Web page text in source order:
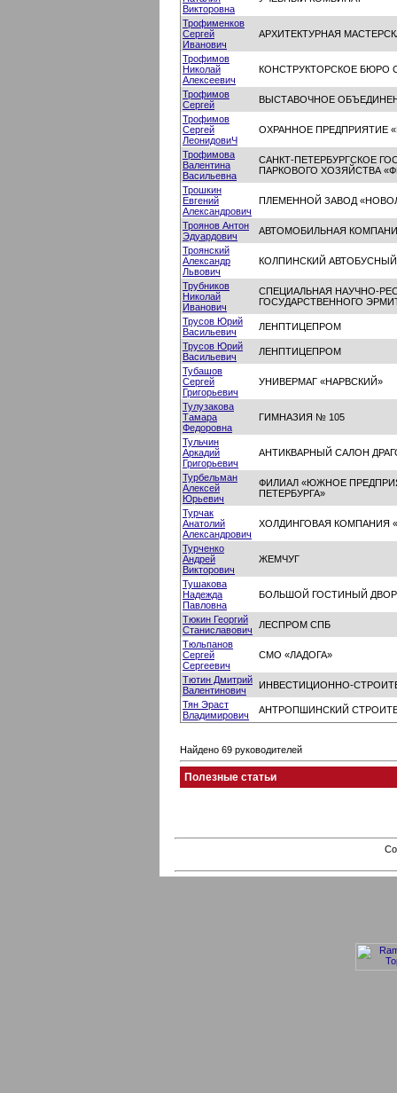
Викторовна
Трофименков
Сергей
Иванович
АРХИТЕКТУРНАЯ
Трофимов
Николай
Алексеевич
КОНСТРУКТОРСКОЕ БЮРО
Трофимов
Сергей
ВЫСТАВОЧНОЕ
Трофимов
Сергей
ЛеонидовиЧ
ОХРАННОЕ ПРЕДПРИЯТИЕ
Трофимова
Валентина
Васильевна
САНКТ-ПЕТЕРБУРГСКОЕ
ПАРКОВОГО ХОЗЯЙСТВА
Трошкин
Евгений
Александрович
ПЛЕМЕННОЙ ЗАВОД
Троянов Антон
Эдуардович
АВТОМОБИЛЬНАЯ
Троянский
Александр
Львович
КОЛПИНСКИЙ
Трубников
Николай
Иванович
СПЕЦИАЛЬНАЯ НАУЧНО-
ГОСУДАРСТВЕННОГО
Трусов Юрий
Васильевич
ЛЕНПТИЦЕПРОМ
Трусов Юрий
Васильевич
ЛЕНПТИЦЕПРОМ
Тубашов
Сергей
Григорьевич
УНИВЕРМАГ «НАРВСКИЙ»
Тулузакова
Тамара
Федоровна
ГИМНАЗИЯ № 105
Тульчин
Аркадий
Григорьевич
АНТИКВАРНЫЙ САЛОН
Турбельман
Алексей
Юрьевич
ФИЛИАЛ «ЮЖНОЕ
ПЕТЕРБУРГА»
Турчак
Анатолий
Александрович
ХОЛДИНГОВАЯ КОМПАНИЯ
Турченко
Андрей
Викторович
ЖЕМЧУГ
Тушакова
Надежда
Павловна
БОЛЬШОЙ ГОСТИНЫЙ ДВОР
Тюкин Георгий
Станиславович
ЛЕСПРОМ СПБ
Тюльпанов
Сергей
Сергеевич
СМО «ЛАДОГА»
Тютин Дмитрий
Валентинович
ИНВЕСТИЦИОННО-
Тян Эраст
Владимирович
АНТРОПШИНСКИЙ
Найдено 69 руководителей
Полезные статьи